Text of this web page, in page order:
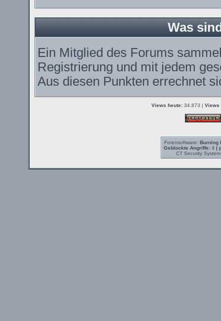
Was
Ein Mitglied des Forums
Registrierung und mit jedem
Aus diesen Punkten errechnet
Views heute: 34.873 | Views
Forensoftware: Burning
Geblockte Angriffe:4 |
CT Security